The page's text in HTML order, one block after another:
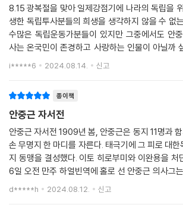
8.15 광복절을 맞아 일제강점기에 나라의 독립을
생한 독립투사분들의 희생을 생각하지 않을 수 없
수많은 독립운동가분들이 있지만 그중에서도 안
사는 온국민이 존경하고 사랑하는 인물이 아닐까
다. 저 역시도 마찬가지인데요. 영화나 뮤지컬, 책
i*****6 2024.08.14. 신고
종이책
안중근 자서전
안중근 자서전 1909년 봄, 안중근은 동지 11명과
손 무명지 한 마디를 자른다. 태극기에 그 피로 대
지 동맹을 결성했다. 이토 히로부미와 이완용을
6일 오전 만주 하얼빈역에 홀로 선 안중근 의사그
침략의 원흉이자 조선통감부 총독인 이토 히로부미
d*****h 2024.08.12. 신고